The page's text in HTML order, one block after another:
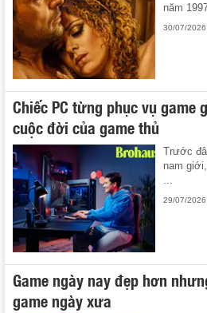
năm
30/07/2026
Chiếc PC từng phục vụ
cuộc đời của game thủ
Trước
nam
...
29/07/2026
Game ngày nay đẹp hơn
game ngày xưa